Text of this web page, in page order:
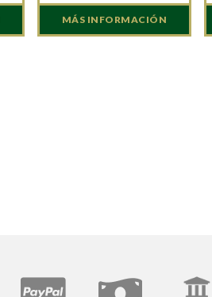
MÁS INFORMACIÓN